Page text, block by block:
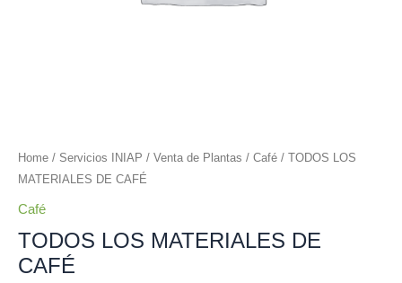
Home / Servicios INIAP / Venta de Plantas / Café / TODOS LOS
MATERIALES DE CAFÉ
Café
TODOS LOS MATERIALES DE
CAFÉ